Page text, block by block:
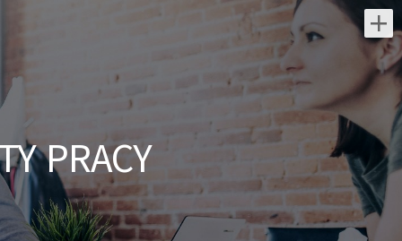
Najnowsze oferty pracy:
Nauczyciel / Nauczycielka
świętokrzyskie/ Kielce
Opis stanowiska Prowadzenie prywatnych
lekcji i korepetycji w Polsce. Nauczanie w
szerokim zakresie dziedzin (np. języki,
nauki ścisłe, sztuka, sport,...
PRACY